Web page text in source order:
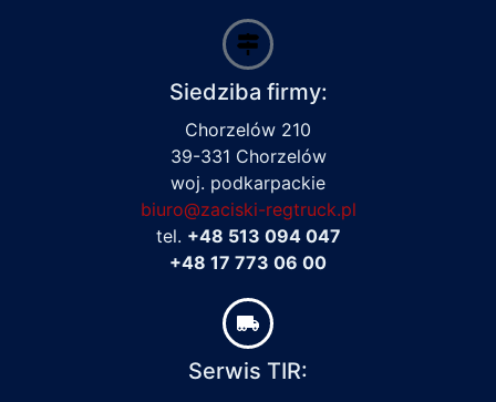
Siedziba firmy:
Chorzelów 210
39-331 Chorzelów
woj. podkarpackie
biuro@zaciski-regtruck.pl
tel. +48 513 094 047
+48 17 773 06 00
Serwis TIR: